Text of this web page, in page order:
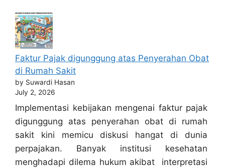
Faktur Pajak digunggung atas Penyerahan Obat
di Rumah Sakit
by Suwardi Hasan
July 2, 2026
Implementasi kebijakan mengenai faktur pajak
digunggung atas penyerahan obat di rumah
sakit kini memicu diskusi hangat di dunia
perpajakan. Banyak institusi kesehatan
menghadapi dilema hukum akibat interpretasi